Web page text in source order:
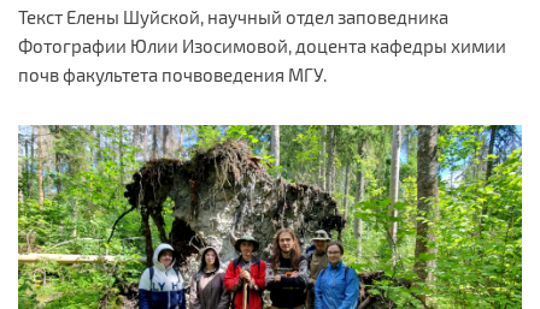
Текст Елены Шуйской, научный отдел заповедника
Фотографии Юлии Изосимовой, доцента кафедры химии
почв факультета почвоведения МГУ.